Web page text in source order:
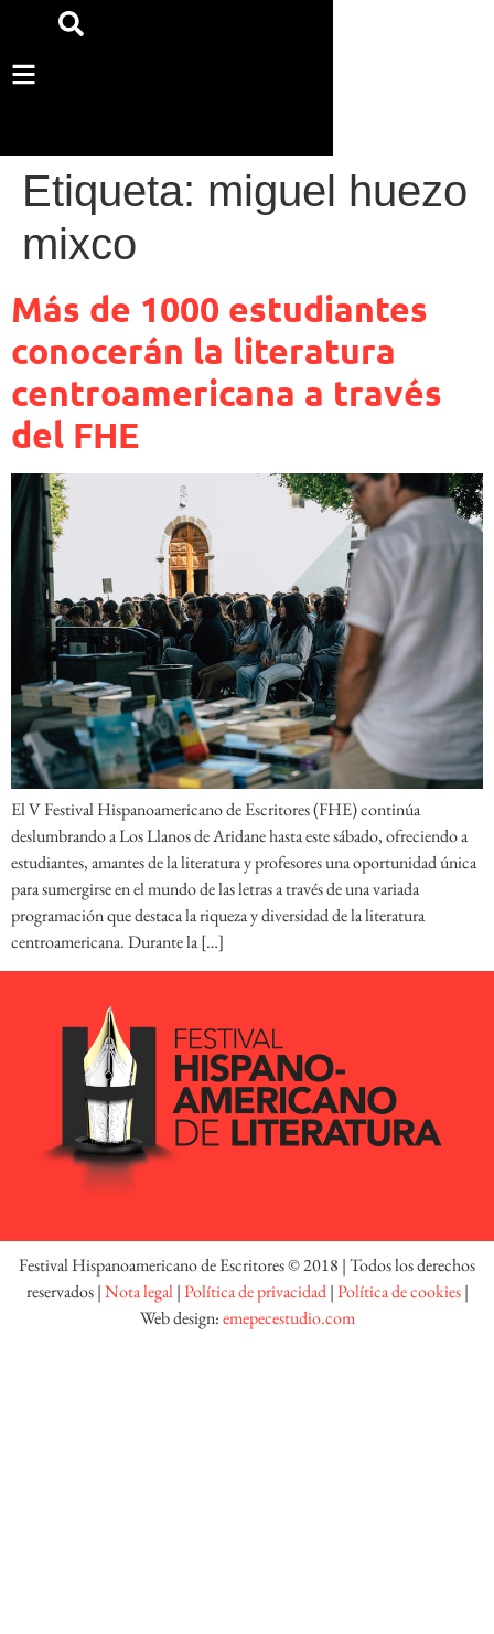
Etiqueta: miguel huezo
mixco
Más de 1000 estudiantes
conocerán la literatura
centroamericana a través
del FHE
El V Festival Hispanoamericano de Escritores (FHE) continúa
deslumbrando a Los Llanos de Aridane hasta este sábado, ofreciendo a
estudiantes, amantes de la literatura y profesores una oportunidad única
para sumergirse en el mundo de las letras a través de una variada
programación que destaca la riqueza y diversidad de la literatura
centroamericana. Durante la […]
Festival Hispanoamericano de Escritores © 2018 | Todos los derechos
reservados |Nota legal|Política de privacidad|Política de cookies|
Web design:emepecestudio.com